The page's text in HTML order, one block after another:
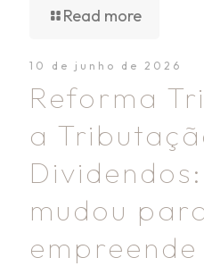
Read more
10 de junho de 2026
Reforma
a
mudou
empreende